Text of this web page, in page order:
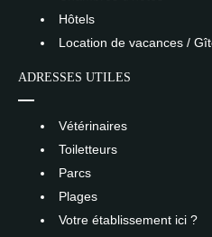
Hôtels
Location de vacances /
ADRESSES UTILES
Vétérinaires
Toiletteurs
Parcs
Plages
Votre établissement ici ?